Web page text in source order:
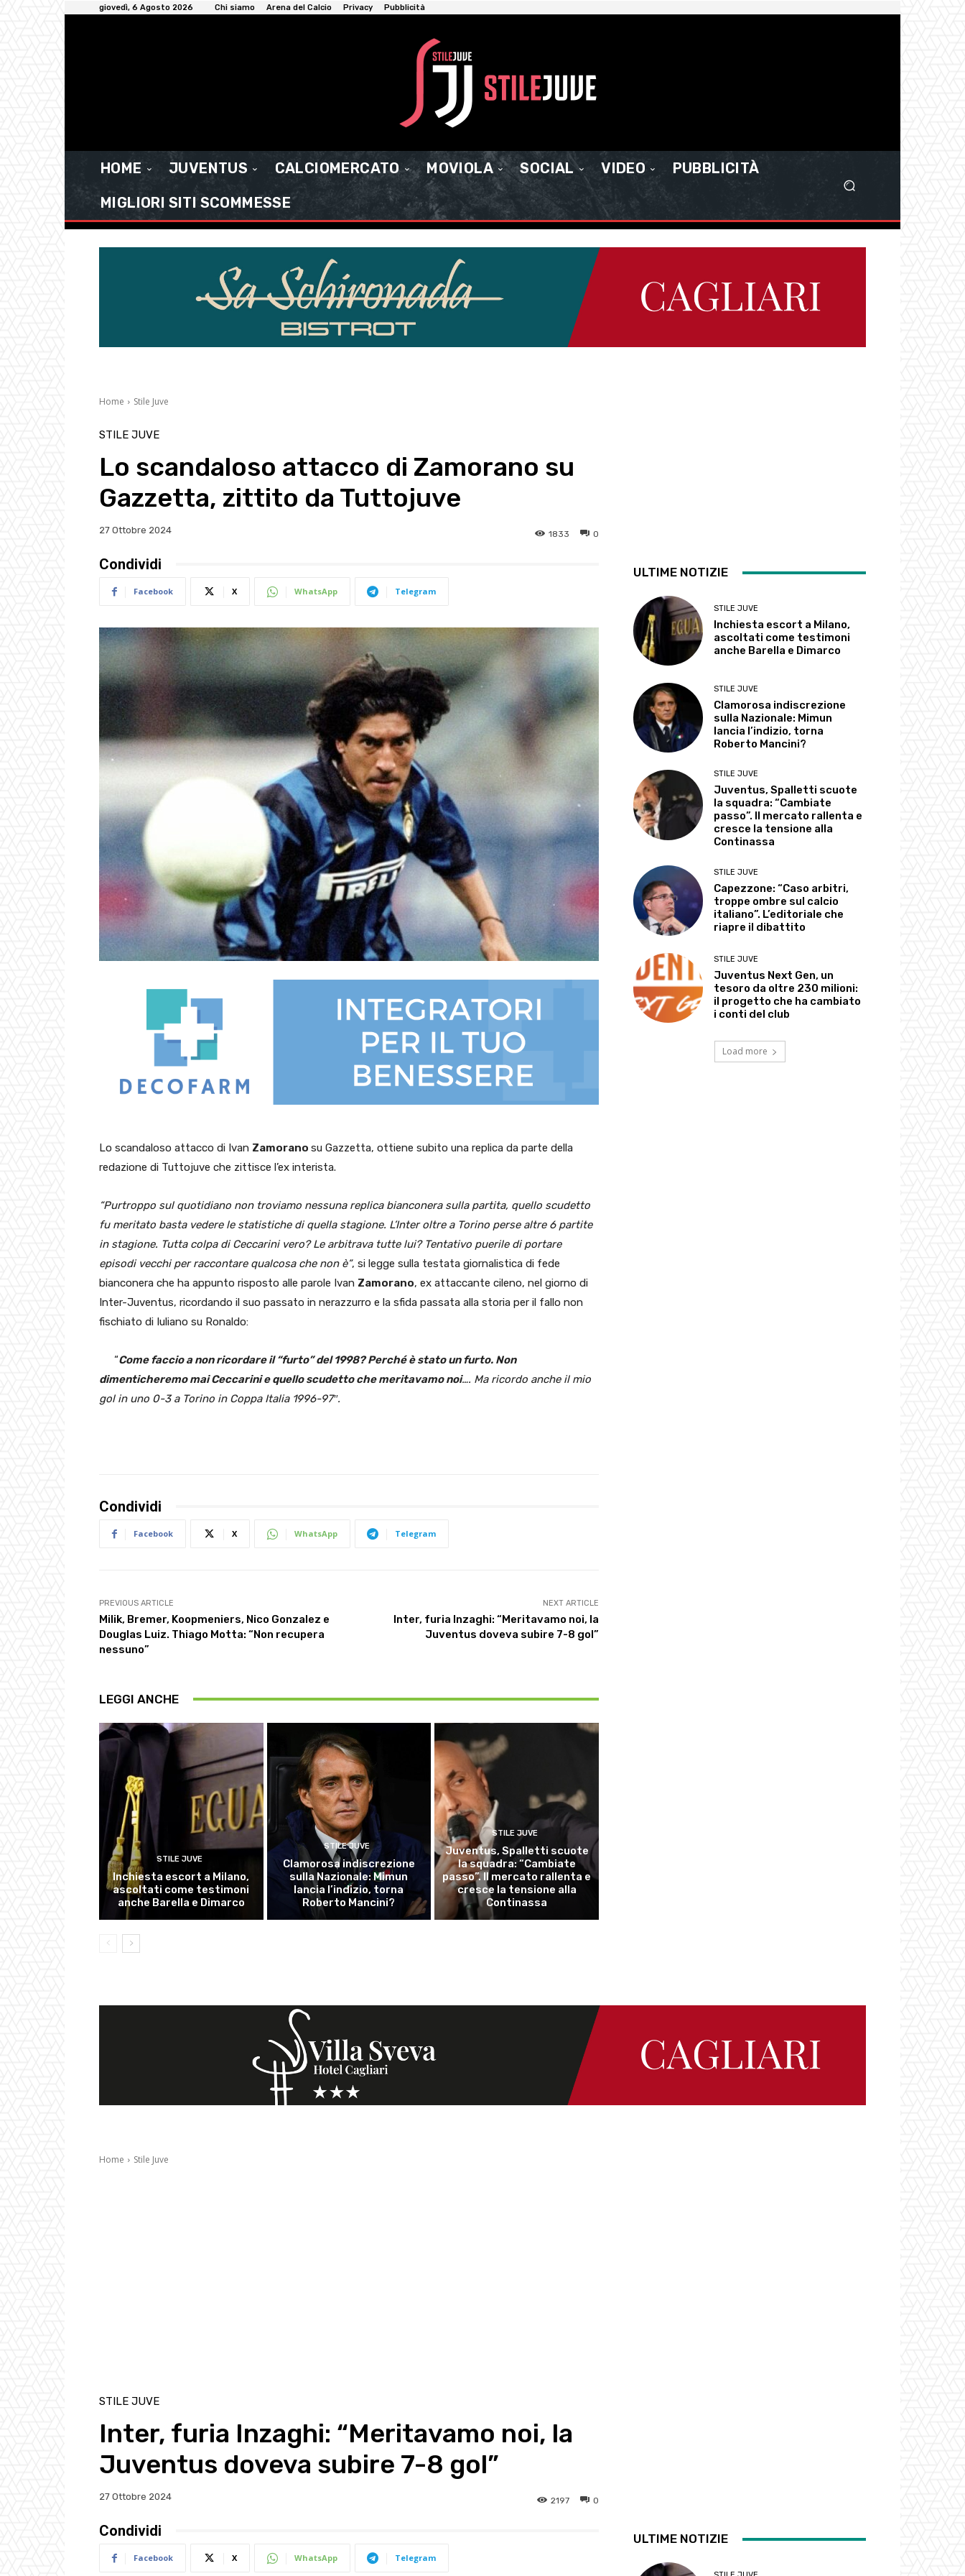
giovedì, 6 Agosto 2026 Chi siamo Arena del Calcio Privacy Pubblicità
HOME JUVENTUS CALCIOMERCATO MOVIOLA SOCIAL VIDEO
PUBBLICITÀ
MIGLIORI SITI SCOMMESSE
Home Stile Juve
STILE JUVE
Lo scandaloso attacco di Zamorano su
Gazzetta, zittito da Tuttojuve
27 Ottobre 2024 0
1833
Condividi
Facebook X WhatsApp Telegram
Lo scandaloso attacco di Ivan Zamorano su Gazzetta, ottiene subito una replica da parte della
redazione di Tuttojuve che zittisce l’ex interista.
“Purtroppo sul quotidiano non troviamo nessuna replica bianconera sulla partita, quello scudetto
fu meritato basta vedere le statistiche di quella stagione. L’Inter oltre a Torino perse altre 6 partite
in stagione. Tutta colpa di Ceccarini vero? Le arbitrava tutte lui? Tentativo puerile di portare
episodi vecchi per raccontare qualcosa che non è”, si legge sulla testata giornalistica di fede
bianconera che ha appunto risposto alle parole Ivan Zamorano, ex attaccante cileno, nel giorno di
Inter-Juventus, ricordando il suo passato in nerazzurro e la sfida passata alla storia per il fallo non
fischiato di Iuliano su Ronaldo:
“Come faccio a non ricordare il “furto” del 1998? Perché è stato un furto. Non
dimenticheremo mai Ceccarini e quello scudetto che meritavamo noi…. Ma ricordo anche il mio
gol in uno 0-3 a Torino in Coppa Italia 1996-97″.
Condividi
Facebook X WhatsApp Telegram
PREVIOUS ARTICLE
Milik, Bremer, Koopmeniers, Nico Gonzalez e
Douglas Luiz. Thiago Motta: “Non recupera
nessuno”
NEXT ARTICLE
Inter, furia Inzaghi: “Meritavamo noi, la
Juventus doveva subire 7-8 gol”
LEGGI ANCHE
STILE JUVE
Inchiesta escort a Milano,
ascoltati come testimoni
anche Barella e Dimarco
STILE JUVE
Clamorosa indiscrezione
sulla Nazionale: Mimun
lancia l’indizio, torna
Roberto Mancini?
STILE JUVE
Juventus, Spalletti scuote
la squadra: “Cambiate
passo”. Il mercato rallenta e
cresce la tensione alla
Continassa
ULTIME NOTIZIE
STILE JUVE
Inchiesta escort a Milano,
ascoltati come testimoni
anche Barella e Dimarco
STILE JUVE
Clamorosa indiscrezione
sulla Nazionale: Mimun
lancia l’indizio, torna
Roberto Mancini?
STILE JUVE
Juventus, Spalletti scuote
la squadra: “Cambiate
passo”. Il mercato rallenta e
cresce la tensione alla
Continassa
STILE JUVE
Capezzone: “Caso arbitri,
troppe ombre sul calcio
italiano”. L’editoriale che
riapre il dibattito
STILE JUVE
Juventus Next Gen, un
tesoro da oltre 230 milioni:
il progetto che ha cambiato
i conti del club
Load more